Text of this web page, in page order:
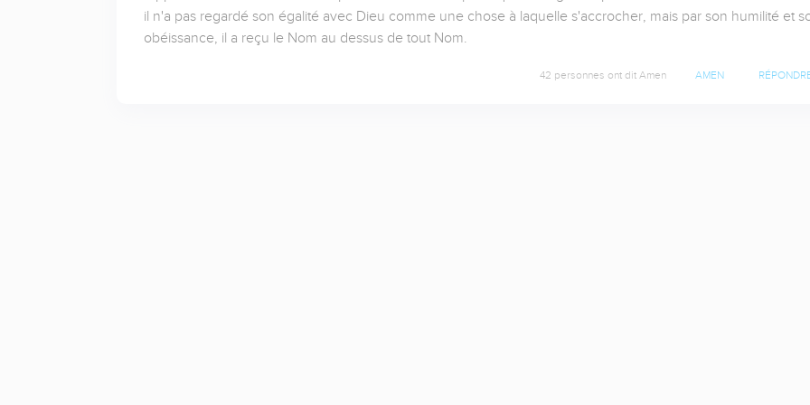
il n'a pas regardé son égalité avec Dieu comme une chose à laquelle s'accrocher, mais par son humilité et
obéissance, il a reçu le Nom au dessus de tout Nom.
42 personnes ont dit Amen AMEN